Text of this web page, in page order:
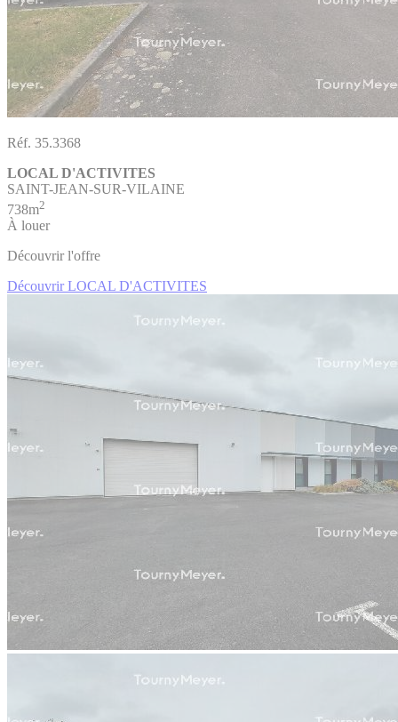
Réf. 35.3368
LOCAL D'ACTIVITES
SAINT-JEAN-SUR-VILAINE
738m2
À louer
Découvrir l'offre
Découvrir LOCAL D'ACTIVITES